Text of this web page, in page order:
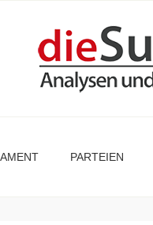
PARTEIEN